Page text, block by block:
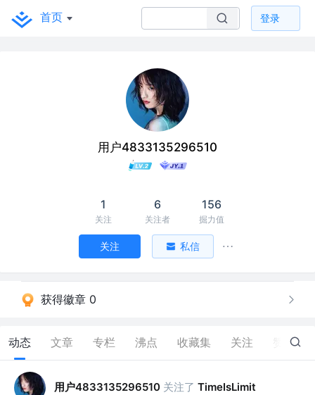
首页 登录
用户4833135296510
1
关注
6
关注者
156
掘力值
关注 私信
获得徽章 0
动态 文章 专栏 沸点 收藏集 关注 2
用户4833135296510 关注了 TimeIsLimit